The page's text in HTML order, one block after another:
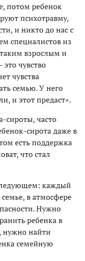
потом ребенок
психотравму,
и никто до нас с
специалистов из
взрослым и
чувство
чувства
семью. У него
и этот предаст».
сироты, часто
сирота даже в
есть поддержка
что стал
каждый
в атмосфере
Нужно
ребенка в
нужно найти
семейную